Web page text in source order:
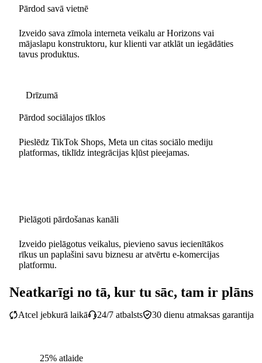
Pārdod savā vietnē
Izveido sava zīmola interneta veikalu ar Horizons vai
mājaslapu konstruktoru, kur klienti var atklāt un iegādāties
tavus produktus.
Drīzumā
Pārdod sociālajos tīklos
Pieslēdz TikTok Shops, Meta un citas sociālo mediju
platformas, tiklīdz integrācijas kļūst pieejamas.
Pielāgoti pārdošanas kanāli
Izveido pielāgotus veikalus, pievieno savus iecienītākos
rīkus un paplašini savu biznesu ar atvērtu e-komercijas
platformu.
Neatkarīgi no tā, kur tu sāc, tam ir plāns
30 dienu atmaksas garantija
Atcel jebkurā laikā 24/7 atbalsts
25% atlaide